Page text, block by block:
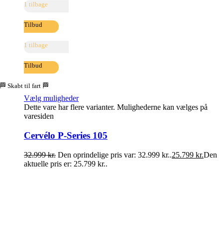
1 tilbage
Tilbud
1 tilbage
Tilbud
Skabt til fart 🏁
Vælg muligheder
Dette vare har flere varianter. Mulighederne kan vælges på
varesiden
Cervélo P-Series 105
32.999kr. Den oprindelige pris var: 32.999 kr..25.799 kr.Den
aktuelle pris er: 25.799 kr..